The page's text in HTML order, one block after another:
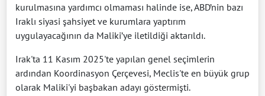
kurulmasına yardımcı olmaması halinde ise, ABD’nin bazı
Iraklı siyasi şahsiyet ve kurumlara yaptırım
uygulayacağının da Maliki’ye iletildiği aktarıldı.
Irak'ta 11 Kasım 2025'te yapılan genel seçimlerin
ardından Koordinasyon Çerçevesi, Meclis'te en büyük grup
olarak Maliki'yi başbakan adayı göstermişti.